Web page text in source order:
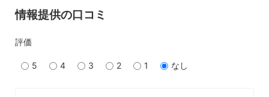
情報提供の口コミ
評価
5 4 3 2 1 なし